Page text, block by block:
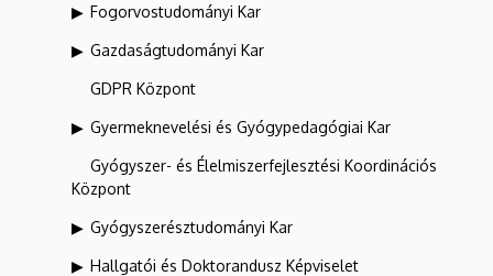
Fogorvostudományi Kar
Gazdaságtudományi Kar
GDPR Központ
Gyermeknevelési és Gyógypedagógiai Kar
Gyógyszer- és Élelmiszerfejlesztési Koordinációs
Központ
Gyógyszerésztudományi Kar
Hallgatói és Doktorandusz Képviselet